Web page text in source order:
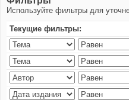
Используйте фильтры для
Текущие фильтры: